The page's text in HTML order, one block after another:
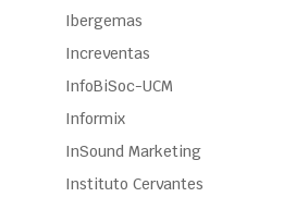
Ibergemas
Increventas
InfoBiSoc-UCM
Informix
InSound Marketing
Instituto Cervantes